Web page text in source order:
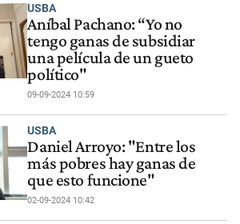
USBA
Aníbal Pachano: “Yo no
tengo ganas de subsidiar
una película de un gueto
político"
09-09-2024 10:59
USBA
Daniel Arroyo: "Entre los
más pobres hay ganas de
que esto funcione"
02-09-2024 10:42